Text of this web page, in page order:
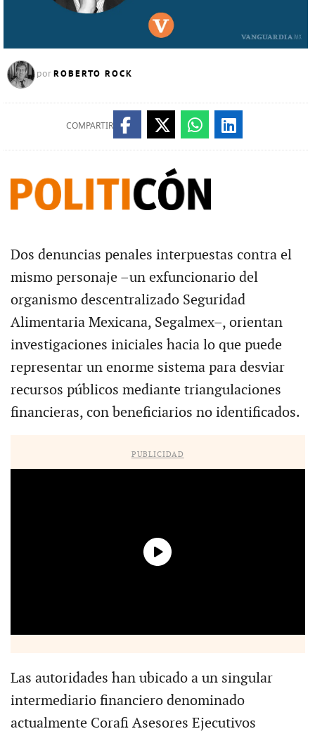
por ROBERTO ROCK
COMPARTIR
Dos denuncias penales interpuestas contra el
mismo personaje –un exfuncionario del
organismo descentralizado Seguridad
Alimentaria Mexicana, Segalmex–, orientan
investigaciones iniciales hacia lo que puede
representar un enorme sistema para desviar
recursos públicos mediante triangulaciones
financieras, con beneficiarios no identificados.
PUBLICIDAD
Las autoridades han ubicado a un singular
intermediario financiero denominado
actualmente Corafi Asesores Ejecutivos